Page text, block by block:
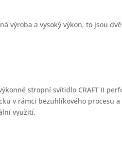
výroba a vysoký výkon, to jsou
stropní svítidlo CRAFT II
v rámci bezuhlíkového procesu
využití.